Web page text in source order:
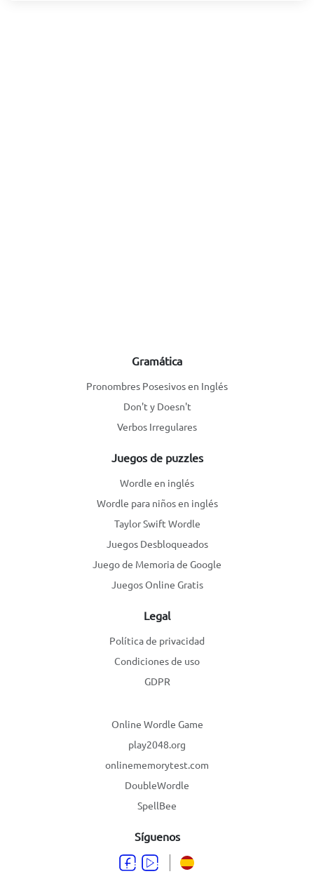
Gramática
Pronombres Posesivos en Inglés
Don't y Doesn't
Verbos Irregulares
Juegos de puzzles
Wordle en inglés
Wordle para niños en inglés
Taylor Swift Wordle
Juegos Desbloqueados
Juego de Memoria de Google
Juegos Online Gratis
Legal
Política de privacidad
Condiciones de uso
GDPR
Síguenos
Online Wordle Game
play2048.org
onlinememorytest.com
DoubleWordle
SpellBee